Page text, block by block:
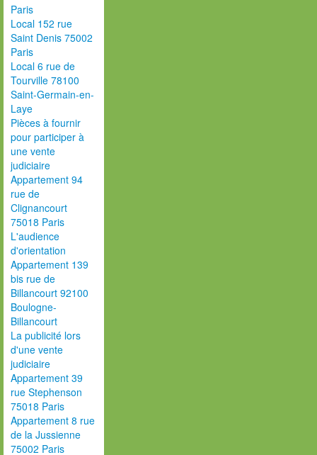
Paris
Local 152 rue
Saint Denis 75002
Paris
Local 6 rue de
Tourville 78100
Saint-Germain-en-
Laye
Pièces à fournir
pour participer à
une vente
judiciaire
Appartement 94
rue de
Clignancourt
75018 Paris
L'audience
d'orientation
Appartement 139
bis rue de
Billancourt 92100
Boulogne-
Billancourt
La publicité lors
d'une vente
judiciaire
Appartement 39
rue Stephenson
75018 Paris
Appartement 8 rue
de la Jussienne
75002 Paris